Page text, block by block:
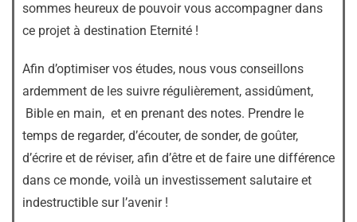
sommes heureux de pouvoir vous accompagner dans
ce projet à destination Eternité !
Afin d’optimiser vos études, nous vous conseillons
ardemment de les suivre régulièrement, assidûment,
Bible en main, et en prenant des notes. Prendre le
temps de regarder, d’écouter, de sonder, de goûter,
d’écrire et de réviser, afin d’être et de faire une différence
dans ce monde, voilà un investissement salutaire et
indestructible sur l’avenir !